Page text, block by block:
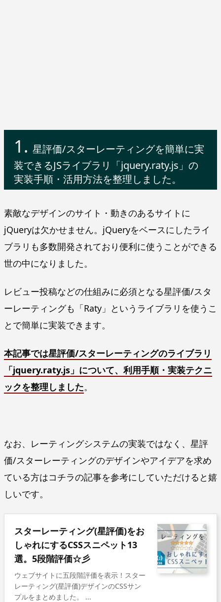
星評価/スターレーティングを簡単に実
装できるJSライブラリ「jquery.raty.js」の
実装手順・活用方法を整理しました。
素敵なデザインのサイト・動きのあるサイトに
jQueryは欠かせません。jQueryをベースにしたライ
ブラリも多数開発されており便利に使うことができる
世の中になりました。
レビュー投稿などの仕組みに必須となる星評価/スタ
ーレーティングも「Raty」というライブラリを使うこ
とで簡単に実装できます。
本記事では星評価/スターレーティングのライブラリ
「jquery.raty.js」について、利用手順・実装テクニ
ックを整理しました。
なお、レーティングシステムの実装ではなく、星評
価/スターレーティングのデザインやアイデアを求め
ている方はコチラの記事を参考にしていただけると嬉
しいです。
スターレーティング(星評価)をお
しゃれにするCSSスニペット13
選。5段階評価☆彡
ウェブサイトに五段階評価を表示！スター
レーティング(星評価)デザインのCSSサン
プルをまとめました。 ...